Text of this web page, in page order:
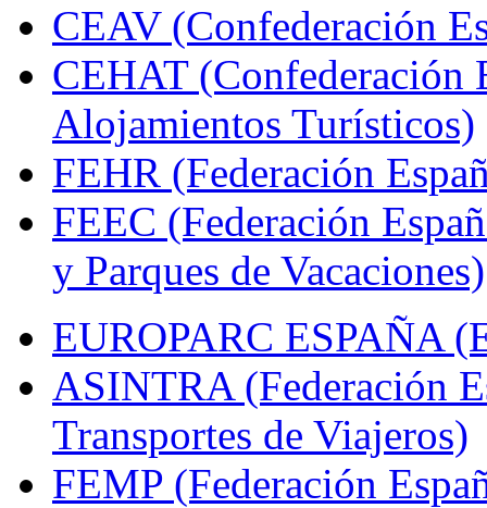
CEAV (Confederación
CEHAT (Confederación
Alojamientos Turísticos)
FEHR (Federación
FEEC (Federación
y Parques de Vacaciones)
EUROPARC ESPAÑA
ASINTRA (Federación
Transportes de Viajeros)
FEMP (Federación